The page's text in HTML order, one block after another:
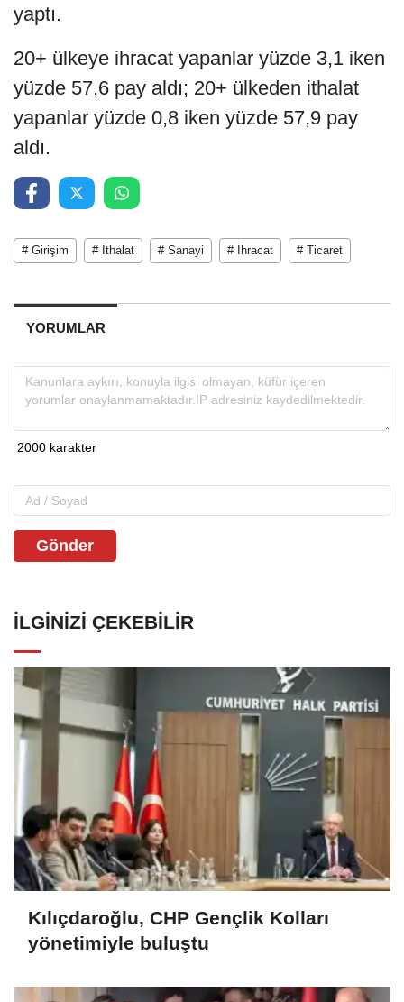
yaptı.
20+ ülkeye ihracat yapanlar yüzde 3,1 iken
yüzde 57,6 pay aldı; 20+ ülkeden ithalat
yapanlar yüzde 0,8 iken yüzde 57,9 pay
aldı.
# Girişim # İthalat # Sanayi # İhracat # Ticaret
YORUMLAR
Gönder
İLGINIZI ÇEKEBILIR
Kılıçdaroğlu, CHP Gençlik Kolları
yönetimiyle buluştu